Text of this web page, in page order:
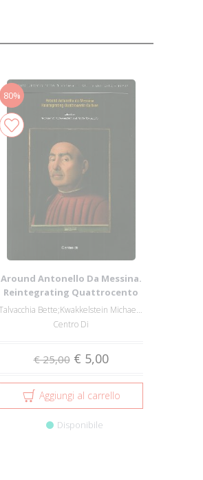
80%
Around Antonello Da Messina.
Reintegrating Quattrocento
Culture.
Talvacchia Bette;Kwakkelstein Michael W.
Centro Di
€ 25,00 € 5,00
Aggiungi al carrello
Disponibile